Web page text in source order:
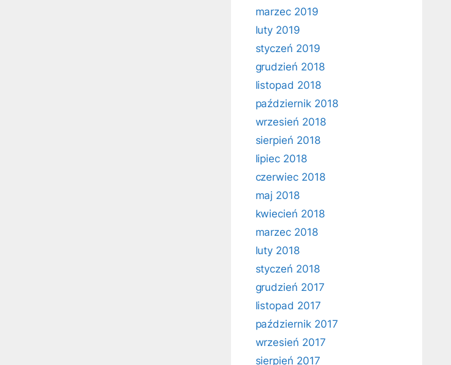
marzec 2019
luty 2019
styczeń 2019
grudzień 2018
listopad 2018
październik 2018
wrzesień 2018
sierpień 2018
lipiec 2018
czerwiec 2018
maj 2018
kwiecień 2018
marzec 2018
luty 2018
styczeń 2018
grudzień 2017
listopad 2017
październik 2017
wrzesień 2017
sierpień 2017